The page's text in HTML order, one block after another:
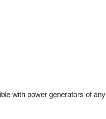
with power generators of any